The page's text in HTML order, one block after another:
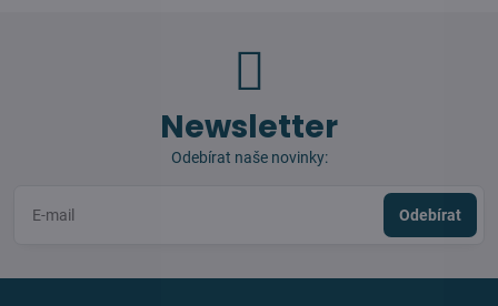
Newsletter
Odebírat naše novinky:
Odebírat